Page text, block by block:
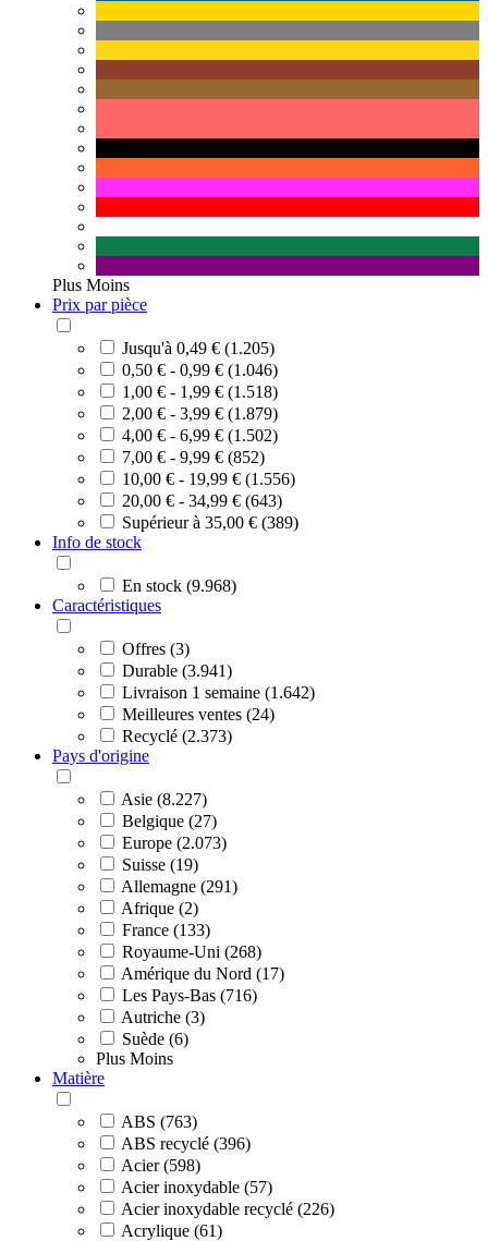
Plus Moins
Prix par pièce
Jusqu'à 0,49 € (1.205)
0,50 € - 0,99 € (1.046)
1,00 € - 1,99 € (1.518)
2,00 € - 3,99 € (1.879)
4,00 € - 6,99 € (1.502)
7,00 € - 9,99 € (852)
10,00 € - 19,99 € (1.556)
20,00 € - 34,99 € (643)
Supérieur à 35,00 € (389)
Info de stock
En stock (9.968)
Caractéristiques
Offres (3)
Durable (3.941)
Livraison 1 semaine (1.642)
Meilleures ventes (24)
Recyclé (2.373)
Pays d'origine
Asie (8.227)
Belgique (27)
Europe (2.073)
Suisse (19)
Allemagne (291)
Afrique (2)
France (133)
Royaume-Uni (268)
Amérique du Nord (17)
Les Pays-Bas (716)
Autriche (3)
Suède (6)
Plus Moins
Matière
ABS (763)
ABS recyclé (396)
Acier (598)
Acier inoxydable (57)
Acier inoxydable recyclé (226)
Acrylique (61)